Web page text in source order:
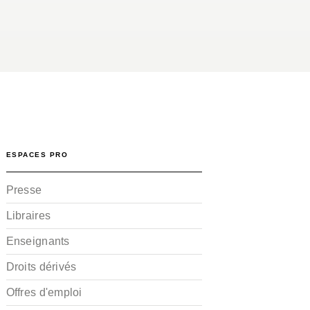
ESPACES PRO
Presse
Libraires
Enseignants
Droits dérivés
Offres d'emploi